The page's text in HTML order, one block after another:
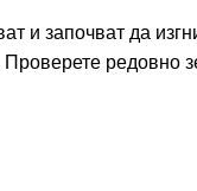
и започват да
редовно